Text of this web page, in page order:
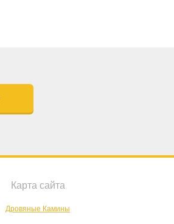
Карта сайта
Дровяные Камины